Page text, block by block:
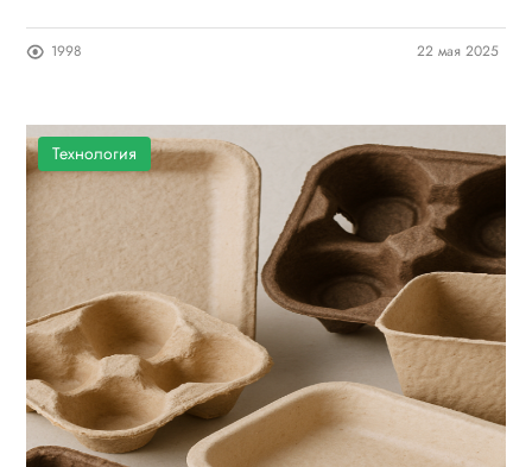
1998 22 мая 2025
Технология